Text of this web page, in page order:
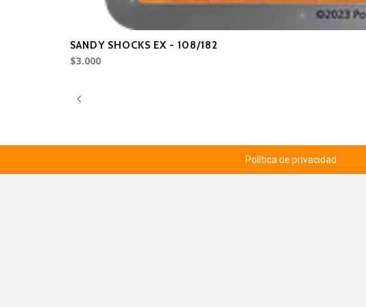
SANDY SHOCKS EX - 108/182
$3.000
Política de privacidad